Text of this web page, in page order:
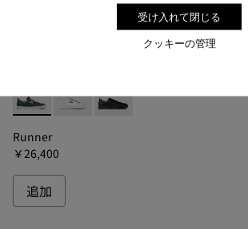
クッキーの管理
受け入れて閉じる
Runner - K101052-001 - ランナーフォ
Runner - K101052-010 - ランナ
Runner - K101052-004 -
Runner
￥26,400
追加